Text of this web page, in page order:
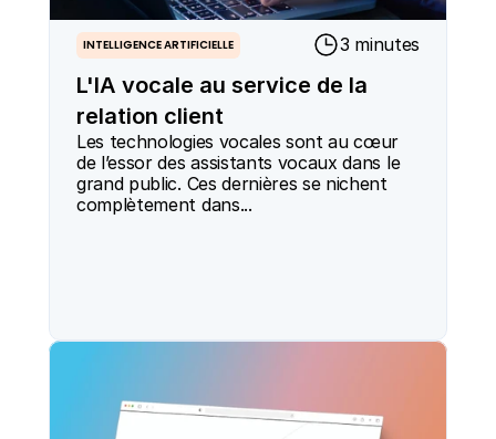
L'IA vocale au service de la
relation client
INTELLIGENCE ARTIFICIELLE 3 minutes
Les technologies vocales sont au cœur
de l’essor des assistants vocaux dans le
grand public. Ces dernières se nichent
complètement dans...